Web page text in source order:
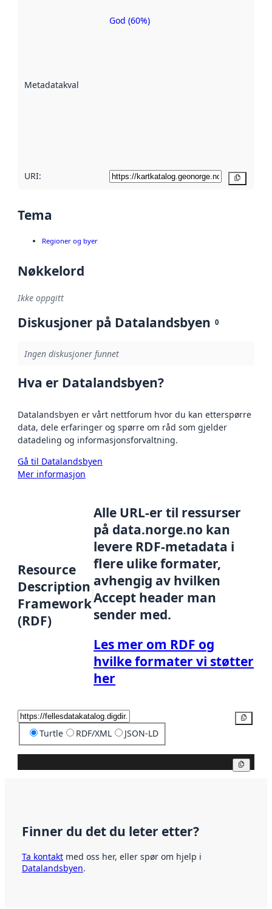
Metadatakvalitet
Metadatakvalitet
God (60%)
URI:
Tema
Regioner og byer
Nøkkelord
Ikke oppgitt
Diskusjoner på Datalandsbyen 0
Ingen diskusjoner funnet
Hva er Datalandsbyen?
Datalandsbyen er vårt nettforum hvor du kan etterspørre
data, dele erfaringer og spørre om råd som gjelder
datadeling og informasjonsforvaltning.
Gå til Datalandsbyen
Mer informasjon
Resource
Description
Framework
(RDF)
Alle URL-er til ressurser
på data.norge.no kan
levere RDF-metadata i
flere ulike formater,
avhengig av hvilken
Accept header man
sender med.
Les mer om RDF og
hvilke formater vi støtter
her
Turtle RDF/XML JSON-LD
Finner du det du leter etter?
Ta kontakt med oss her, eller spør om hjelp i
Datalandsbyen.